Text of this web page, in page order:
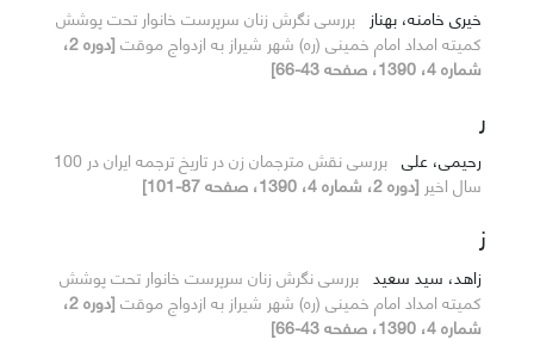
خیری خامنه، بهناز بررسی نگرش زنان سرپرست خانوار تحت پوشش
کمیته امداد امام خمینی (ره) شهر شیراز به ازدواج موقت
[دوره 2،
شماره 4، 1390، صفحه 43-66]
ر
رحیمی، علی
بررسی نقش مترجمان زن در تاریخ ترجمه ایران در 100
سال اخیر [دوره 2، شماره 4، 1390، صفحه 87-101]
ز
زاهد، سید سعید بررسی نگرش زنان سرپرست خانوار تحت پوشش
کمیته امداد امام خمینی (ره) شهر شیراز به ازدواج موقت
[دوره 2،
شماره 4، 1390، صفحه 43-66]